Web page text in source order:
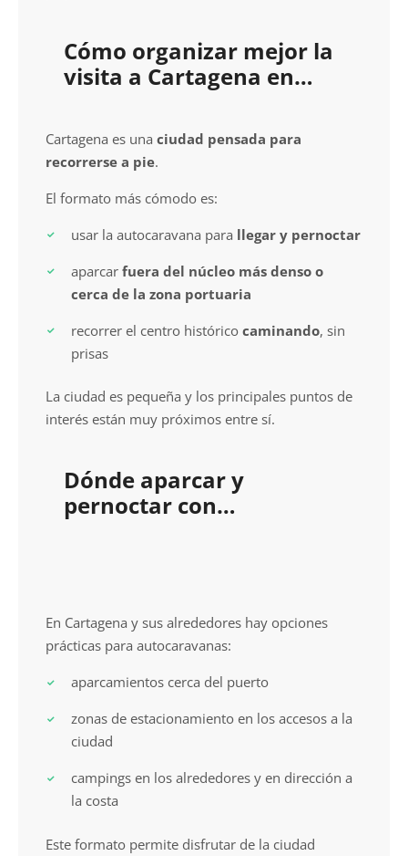
Cómo organizar mejor la
visita a Cartagena en
Cartagena es una ciudad pensada para
recorrerse a pie.
El formato más cómodo es:
usar la autocaravana para llegar y pernoctar
aparcar fuera del núcleo más denso o
cerca de la zona portuaria
recorrer el centro histórico caminando, sin
prisas
La ciudad es pequeña y los principales puntos de
interés están muy próximos entre sí.
Dónde aparcar y
pernoctar con
En Cartagena y sus alrededores hay opciones
prácticas para autocaravanas:
aparcamientos cerca del puerto
zonas de estacionamiento en los accesos a la
ciudad
campings en los alrededores y en dirección a
la costa
Este formato permite disfrutar de la ciudad